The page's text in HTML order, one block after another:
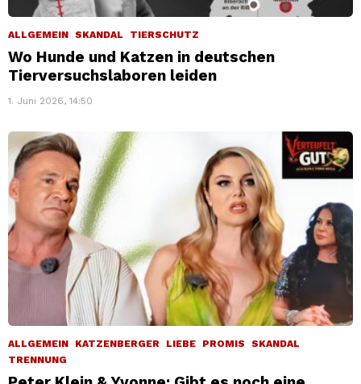
ALLGEMEIN SKANDAL TIERSCHUTZ
Wo Hunde und Katzen in deutschen
Tierversuchslaboren leiden
1. Juni 2026, 14:50
ALLGEMEIN KATZENBERGER LIEBE PROMIS
SKANDAL
TRENNUNG